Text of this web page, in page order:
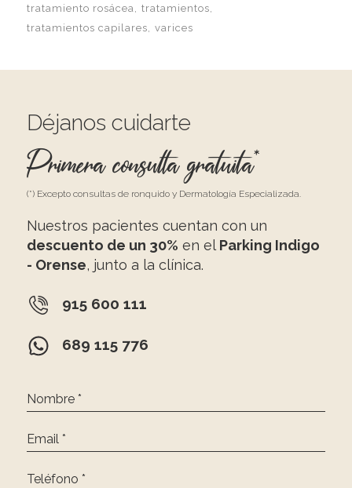
tratamiento rosácea
tratamientos
tratamientos capilares
varices
Déjanos cuidarte
Primera consulta gratuita*
(*) Excepto consultas de ronquido y Dermatología Especializada.
Nuestros pacientes cuentan con un
descuento de un 30% en elParking Indigo
- Orense, junto a la clínica.
915 600 111
689 115 776
Nombre *
Email *
Teléfono *